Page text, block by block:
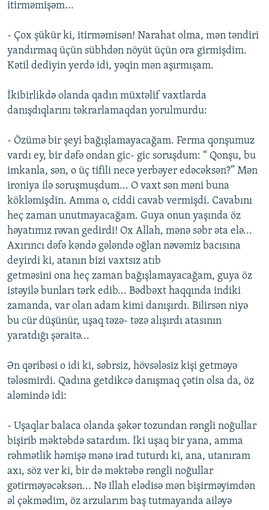
itirməmişəm...
- Çox şükür ki, itirməmisən! Narahat olma, mən təndiri
yandırmaq üçün sübhdən nöyüt üçün ora girmişdim.
Kətil dediyin yerdə idi, yəqin mən aşırmışam.
İkibirlikdə olanda qadın müxtəlif vaxtlarda
danışdıqlarını təkrarlamaqdan yorulmurdu:
- Özümə bir şeyi bağışlamayacağam. Ferma qonşumuz
vardı ey, bir dəfə ondan gic- gic soruşdum: “ Qonşu, bu
imkanla, sən, o üç tifili necə yerbəyer edəcəksən?” Mən
ironiya ilə soruşmuşdum... O vaxt sən məni buna
kökləmişdin. Amma o, ciddi cavab vermişdi. Cavabını
heç zaman unutmayacağam. Guya onun yaşında öz
həyatımız rəvan gedirdi! Ox Allah, mənə səbr əta elə...
Axırıncı dəfə kəndə gələndə oğlan nəvəmiz bacısına
deyirdi ki, atanın bizi vaxtsız atıb
getməsini ona heç zaman bağışlamayacağam, guya öz
istəyilə bunları tərk edib... Bədbəxt haqqında indiki
zamanda, var olan adam kimi danışırdı. Bilirsən niyə
bu cür düşünür, uşaq təzə- təzə alışırdı atasının
yaratdığı şəraitə...
Ən qəribəsi o idi ki, səbrsiz, hövsələsiz kişi getməyə
tələsmirdi. Qadına getdikcə danışmaq çətin olsa da, öz
aləmində idi:
- Uşaqlar balaca olanda şəkər tozundan rəngli noğullar
bişirib məktəbdə satardım. İki uşaq bir yana, amma
rəhmətlik həmişə mənə irad tuturdı ki, ana, utanıram
axı, söz ver ki, bir də məktəbə rəngli noğullar
gətirməyəcəksən... Nə illah elədisə mən bişirməyimdən
əl çəkmədim, öz arzularım baş tutmayanda ailəyə